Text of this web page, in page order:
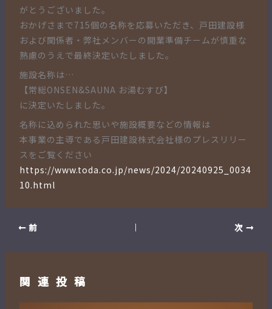
がとうございました。
おかげさまで715個の名称を応募いただき、戸田建設様
および関係者・弊社メンバーの開業準備チームが慎重な
熟慮のうえで最終決定いたしました。
施設名称は…
【常総ONSEN&SAUNA お湯むすび】
に決定いたしました。
名称に込められた思いや施設概要などの情報は
本事業の主導である戸田建設株式会社様のプレスリリー
スをご覧ください
https://www.toda.co.jp/news/2024/20240925_0034
10.html
前 次
関連投稿